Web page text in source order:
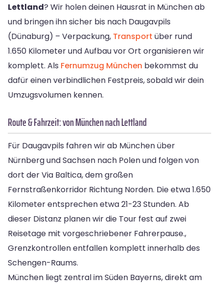
Lettland? Wir holen deinen Hausrat in München ab
und bringen ihn sicher bis nach Daugavpils
(Dünaburg) – Verpackung, Transport über rund
1.650 Kilometer und Aufbau vor Ort organisieren wir
komplett. Als Fernumzug München bekommst du
dafür einen verbindlichen Festpreis, sobald wir dein
Umzugsvolumen kennen.
Route & Fahrzeit: von München nach Lettland
Für Daugavpils fahren wir ab München über
Nürnberg und Sachsen nach Polen und folgen von
dort der Via Baltica, dem großen
Fernstraßenkorridor Richtung Norden. Die etwa 1.650
Kilometer entsprechen etwa 21-23 Stunden. Ab
dieser Distanz planen wir die Tour fest auf zwei
Reisetage mit vorgeschriebener Fahrerpause.,
Grenzkontrollen entfallen komplett innerhalb des
Schengen-Raums.
München liegt zentral im Süden Bayerns, direkt am